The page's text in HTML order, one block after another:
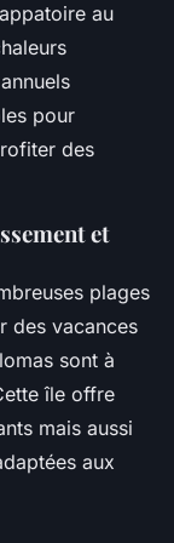
au
annuels
pour
des
et
plages
des vacances
sont à
île offre
mais aussi
aux